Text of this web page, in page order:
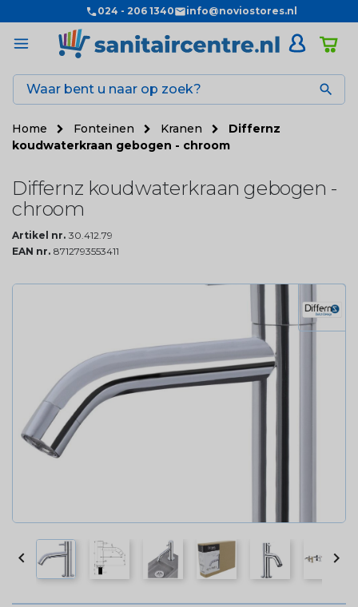
024 - 206 1340 info@noviostores.nl

Home Fonteinen Kranen
Differnz
koudwaterkraan gebogen - chroom
Differnz koudwaterkraan gebogen -
chroom
Artikel nr. 30.412.79
EAN nr. 8712793553411
 